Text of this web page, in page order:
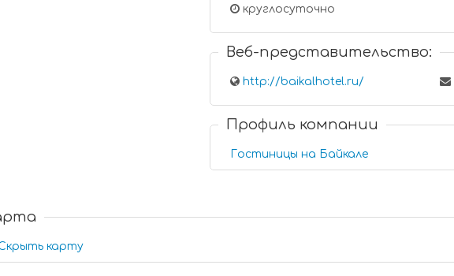
круглосуточно
Веб-представительство:
http://baikalhotel.ru/
Профиль компании
Гостиницы на Байкале
карту